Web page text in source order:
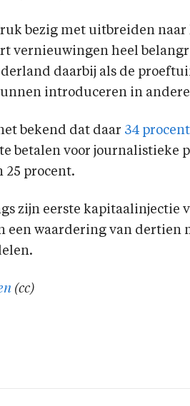
bezig met uitbreiden
vernieuwingen heel
daarbij als de
introduceren in
bekend dat daar 34 procent
betalen voor journalistieke
25 procent.
zijn eerste kapitaalinjectie
een waardering van dertien
(cc)